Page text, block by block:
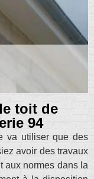
toit de
94
va utiliser que des
avoir des travaux
aux normes dans la